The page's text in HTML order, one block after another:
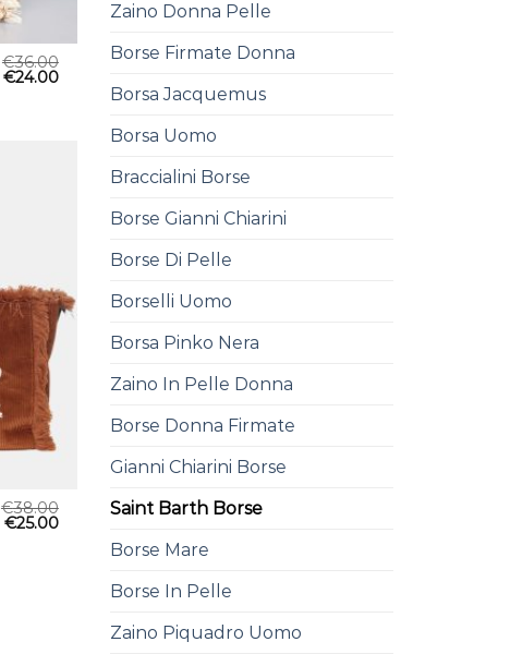
€36.00
€24.00
€38.00
€25.00
Zaino Donna Pelle
Borse Firmate Donna
Borsa Jacquemus
Borsa Uomo
Braccialini Borse
Borse Gianni Chiarini
Borse Di Pelle
Borselli Uomo
Borsa Pinko Nera
Zaino In Pelle Donna
Borse Donna Firmate
Gianni Chiarini Borse
Saint Barth Borse
Borse Mare
Borse In Pelle
Zaino Piquadro Uomo